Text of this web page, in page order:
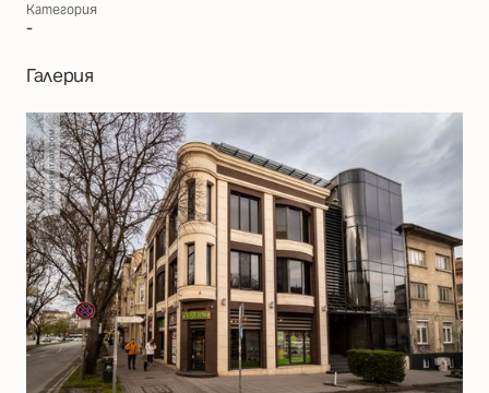
Категория
-
Галерия